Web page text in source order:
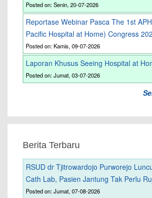
Posted on: Senin, 20-07-2026
Reportase Webinar Pasca The 1st
Pacific Hospital at Home) Congress
Posted on: Kamis, 09-07-2026
Laporan Khusus Seeing Hospital at
Posted on: Jumat, 03-07-2026
Berita Terbaru
RSUD dr Tjitrowardojo Purworejo
Cath Lab, Pasien Jantung Tak Perlu
Posted on: Jumat, 07-08-2026